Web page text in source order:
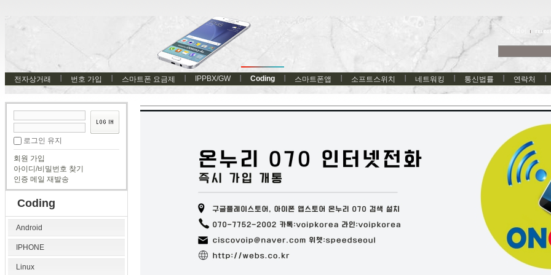
전자상거래 번호 가입 스마트폰 요금제 IPPBX/GW Coding 스마트폰앱 소프트스위치 네트워킹 통신법률 연락처
로그인 유지
회원 가입
아이디/비밀번호 찾기
인증 메일 재발송
Coding
Android
IPHONE
Linux